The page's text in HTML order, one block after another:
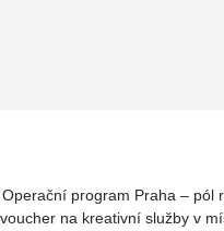
program Praha – pól
na kreativní služby v